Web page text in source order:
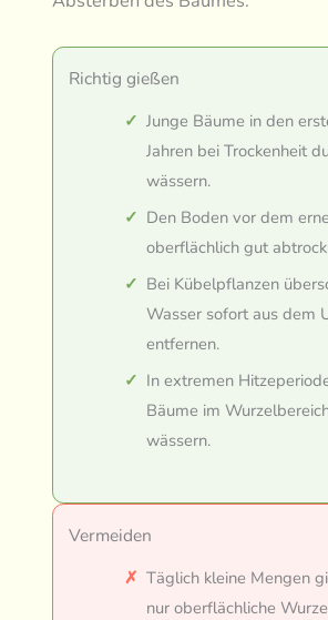
Richtig gießen
Junge Bäume in den
Jahren bei Trockenheit
wässern.
Den Boden vor dem
oberflächlich gut
Bei Kübelpflanzen
Wasser sofort aus dem
entfernen.
In extremen
Bäume im
wässern.
Vermeiden
Täglich kleine Mengen
nur oberflächliche